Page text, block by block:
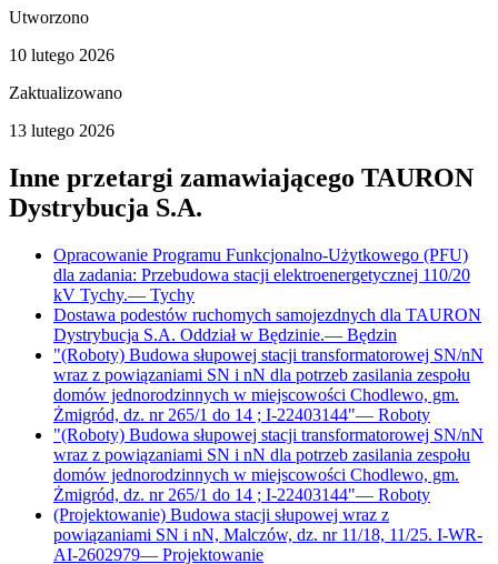
Utworzono
10 lutego 2026
Zaktualizowano
13 lutego 2026
Inne przetargi zamawiającego TAURON
Dystrybucja S.A.
Opracowanie Programu Funkcjonalno-Użytkowego (PFU)
dla zadania: Przebudowa stacji elektroenergetycznej 110/20
kV Tychy.— Tychy
Dostawa podestów ruchomych samojezdnych dla TAURON
Dystrybucja S.A. Oddział w Będzinie.— Będzin
"(Roboty) Budowa słupowej stacji transformatorowej SN/nN
wraz z powiązaniami SN i nN dla potrzeb zasilania zespołu
domów jednorodzinnych w miejscowości Chodlewo, gm.
Żmigród, dz. nr 265/1 do 14 ; I-22403144"— Roboty
"(Roboty) Budowa słupowej stacji transformatorowej SN/nN
wraz z powiązaniami SN i nN dla potrzeb zasilania zespołu
domów jednorodzinnych w miejscowości Chodlewo, gm.
Żmigród, dz. nr 265/1 do 14 ; I-22403144"— Roboty
(Projektowanie) Budowa stacji słupowej wraz z
powiązaniami SN i nN, Malczów, dz. nr 11/18, 11/25. I-WR-
AI-2602979— Projektowanie